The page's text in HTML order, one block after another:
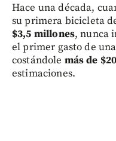
Hace una década,
su primera bicicleta
$3,5 millones, nunca
el primer gasto de
costándole más de
estimaciones.